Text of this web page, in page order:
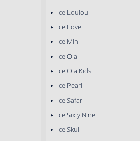
Ice Loulou
Ice Love
Ice Mini
Ice Ola
Ice Ola Kids
Ice Pearl
Ice Safari
Ice Sixty Nine
Ice Skull